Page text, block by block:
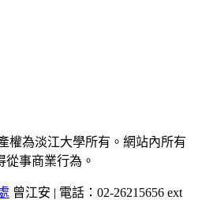
權為淡江大學所有。網站內所有
事商業行為。
曾江安 | 電話：02-26215656 ext